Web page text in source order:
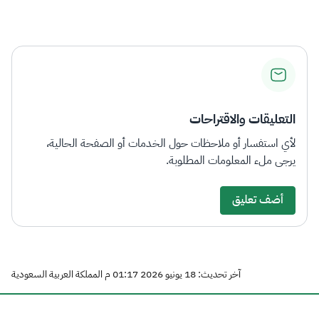
التعليقات والاقتراحات
لأي استفسار أو ملاحظات حول الخدمات أو الصفحة الحالية،
يرجى ملء المعلومات المطلوبة.
أضف تعليق
آخر تحديث: 18 يونيو 2026 01:17 م المملكة العربية السعودية